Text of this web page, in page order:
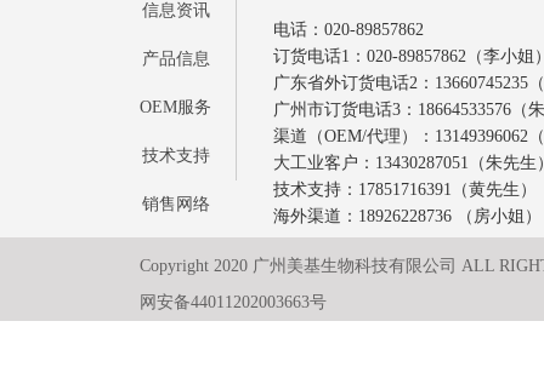
信息资讯
产品信息
OEM服务
技术支持
销售网络
电话：020-89857862
订货电话1：020-89857862（李小姐
广东省外订货电话2：13660745235
广州市订货电话3：18664533576（
渠道（OEM/代理）：13149396062
大工业客户：13430287051（朱先生
技术支持：17851716391（黄先生）
海外渠道：18926228736 （房小姐）
Copyright 2020 广州美基生物科技有限公司 ALL
网安备44011202003663号